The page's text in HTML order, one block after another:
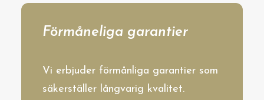
Förmåneliga garantier
Vi erbjuder förmånliga garantier som
säkerställer långvarig kvalitet.